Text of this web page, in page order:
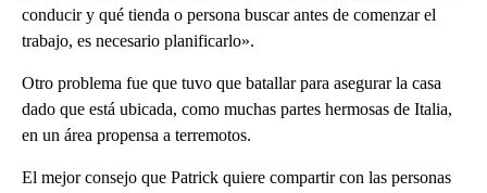
conducir y qué tienda o persona buscar antes de comenzar el
trabajo, es necesario planificarlo».
Otro problema fue que tuvo que batallar para asegurar la casa
dado que está ubicada, como muchas partes hermosas de Italia,
en un área propensa a terremotos.
El mejor consejo que Patrick quiere compartir con las personas